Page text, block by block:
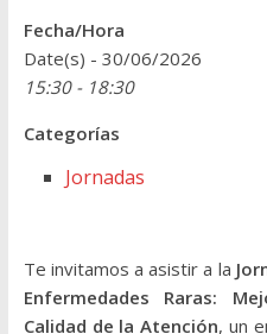
Fecha/Hora
Date(s) - 30/06/2026
15:30 - 18:30
Categorías
Jornadas
Te invitamos a asistir a la
Enfermedades Raras:
Calidad de la Atención, un